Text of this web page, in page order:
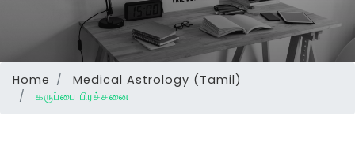
Home
Medical Astrology (Tamil)
கருப்பை பிரச்சனை